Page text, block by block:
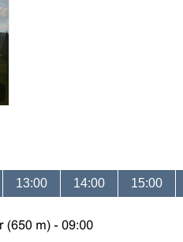
13:00 14:00 15:00